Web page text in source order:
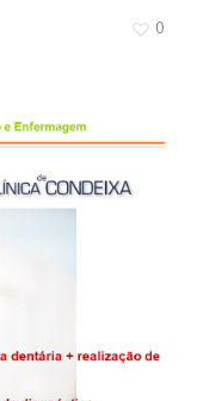
0